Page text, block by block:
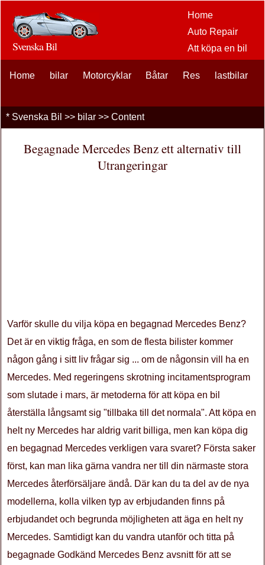
Home
Auto Repair
Att köpa en bil
eftermarknaden
Finansiering
Svenska Bil
Home bilar Motorcyklar Båtar Res lastbilar
* Svenska Bil >> bilar >> Content
Begagnade Mercedes Benz ett alternativ till
Utrangeringar
Varför skulle du vilja köpa en begagnad Mercedes Benz?
Det är en viktig fråga, en som de flesta bilister kommer
någon gång i sitt liv frågar sig ... om de någonsin vill ha en
Mercedes. Med regeringens skrotning incitamentsprogram
som slutade i mars, är metoderna för att köpa en bil
återställa långsamt sig "tillbaka till det normala". Att köpa en
helt ny Mercedes har aldrig varit billiga, men kan köpa dig
en begagnad Mercedes verkligen vara svaret? Första saker
först, kan man lika gärna vandra ner till din närmaste stora
Mercedes återförsäljare ändå. Där kan du ta del av de nya
modellerna, kolla vilken typ av erbjudanden finns på
erbjudandet och begrunda möjligheten att äga en helt ny
Mercedes. Samtidigt kan du vandra utanför och titta på
begagnade Godkänd Mercedes Benz avsnitt för att se